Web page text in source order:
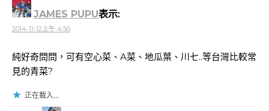
JAMES PUPU表示:
2014-11-12上午 4:50
純好奇問問，可有空心菜、A菜、地瓜葉、川七..等台灣比較常
見的青菜?
正在載入...